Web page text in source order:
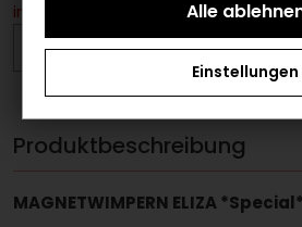
in den Warenkorb legen zu können.
AUF DIE
Produktbeschreibung
MAGNETWIMPERN ELIZA
Einstellungen